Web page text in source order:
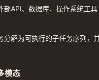
部API、数据库、操作系统工具
分解为可执行的子任务序列，
模态